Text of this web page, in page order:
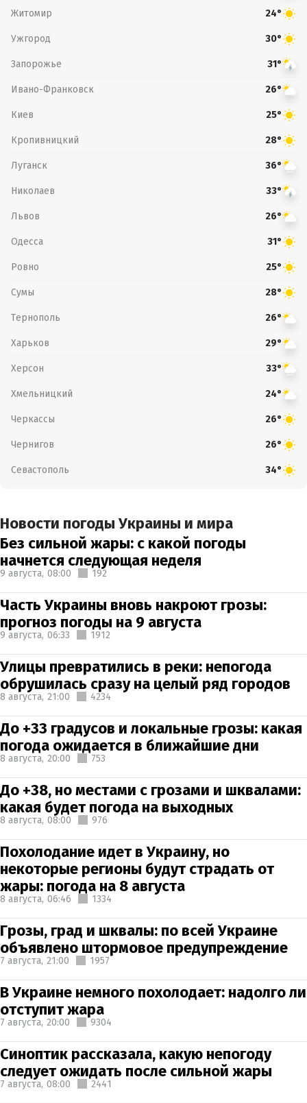
Житомир 24°
Ужгород 30°
Запорожье 31°
Ивано-Франковск 26°
Киев 25°
Кропивницкий 28°
Луганск 36°
Николаев 33°
Львов 26°
Одесса 31°
Ровно 25°
Сумы 28°
Тернополь 26°
Харьков 29°
Херсон 33°
Хмельницкий 24°
Черкассы 26°
Чернигов 26°
Севастополь 34°
Новости погоды Украины и мира
Без сильной жары: с какой погоды
начнется следующая неделя
9 августа, 08:00 192
Часть Украины вновь накроют грозы:
прогноз погоды на 9 августа
9 августа, 06:33 1912
Улицы превратились в реки: непогода
обрушилась сразу на целый ряд городов
8 августа, 21:00 4234
До +33 градусов и локальные грозы: какая
погода ожидается в ближайшие дни
8 августа, 20:00 753
До +38, но местами с грозами и шквалами:
какая будет погода на выходных
8 августа, 08:00 976
Похолодание идет в Украину, но
некоторые регионы будут страдать от
жары: погода на 8 августа
8 августа, 06:46 1334
Грозы, град и шквалы: по всей Украине
объявлено штормовое предупреждение
7 августа, 21:00 1957
В Украине немного похолодает: надолго ли
отступит жара
7 августа, 20:00 9304
Синоптик рассказала, какую непогоду
следует ожидать после сильной жары
7 августа, 08:00 2441